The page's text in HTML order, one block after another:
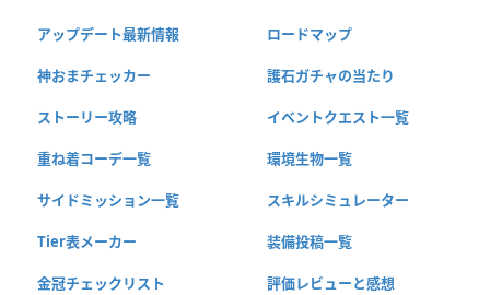
アップデート最新情報 ロードマップ
神おまチェッカー 護石ガチャの当たり
ストーリー攻略 イベントクエスト一覧
重ね着コーデ一覧 環境生物一覧
サイドミッション一覧 スキルシミュレーター
Tier表メーカー 装備投稿一覧
金冠チェックリスト 評価レビューと感想